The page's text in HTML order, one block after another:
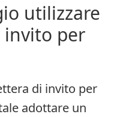
utilizzare
invito per
di invito per
adottare un